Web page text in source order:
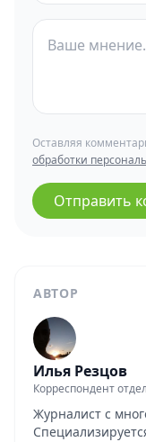
АВТОР
Илья Резцов
Корреспондент
Журналист с
Оставляя
обработки
Отправить